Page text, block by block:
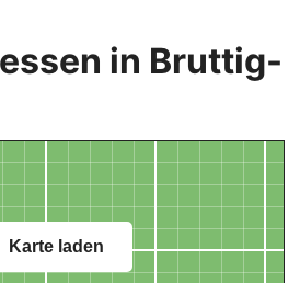
in Bruttig-
Karte laden